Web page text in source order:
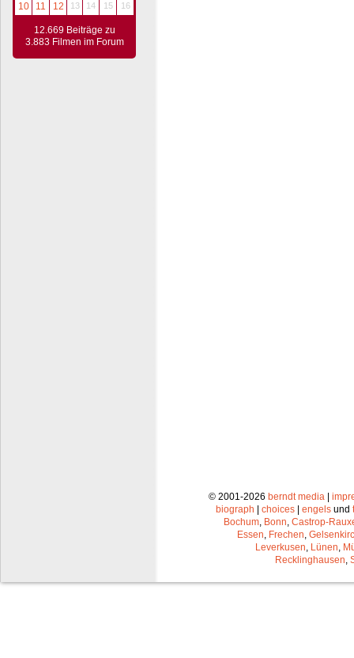
10
11 12 13 14 15 16
12.669 Beiträge zu
3.883 Filmen im Forum
© 2001-2026 berndt media |
biograph | choices | engels und
Bochum Bonn Castrop-
Essen Frechen
Leverkusen Lünen
Recklinghausen